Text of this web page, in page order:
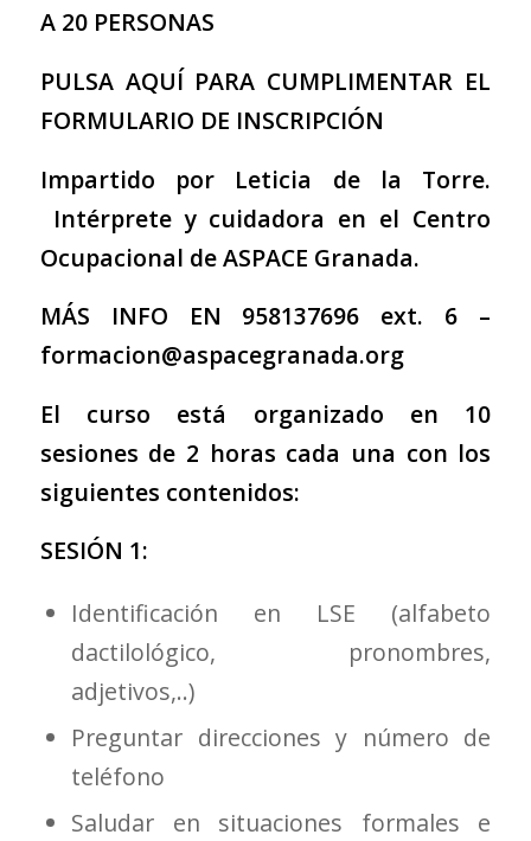
A 20 PERSONAS
PULSA AQUÍ PARA CUMPLIMENTAR EL
FORMULARIO DE INSCRIPCIÓN
Impartido por Leticia de la Torre.
Intérprete y cuidadora en el Centro
Ocupacional de ASPACE Granada.
MÁS INFO EN 958137696 ext. 6 –
formacion@aspacegranada.org
El curso está organizado en 10
sesiones de 2 horas cada una con los
siguientes contenidos:
SESIÓN 1:
Identificación en LSE (alfabeto
dactilológico, pronombres,
adjetivos,..)
Preguntar direcciones y número de
teléfono
Saludar en situaciones formales e